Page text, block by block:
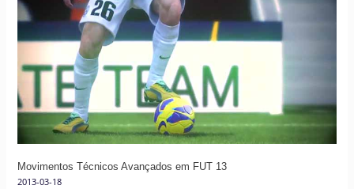
Movimentos Técnicos Avançados em FUT 13
2013-03-18
Técnicos
Avançados
em
FUT